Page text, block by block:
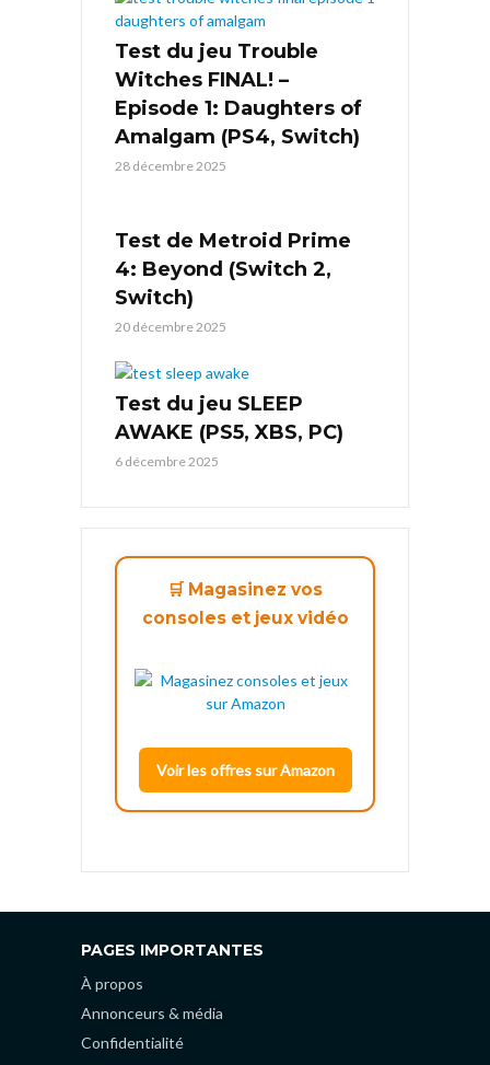
Test du jeu Trouble
Witches FINAL! –
Episode 1: Daughters of
Amalgam (PS4, Switch)
28 décembre 2025
Test de Metroid Prime
4: Beyond (Switch 2,
Switch)
20 décembre 2025
Test du jeu SLEEP
AWAKE (PS5, XBS, PC)
6 décembre 2025
🛒 Magasinez vos
consoles et jeux vidéo
Voir les offres sur Amazon
PAGES IMPORTANTES
À propos
Annonceurs & média
Confidentialité